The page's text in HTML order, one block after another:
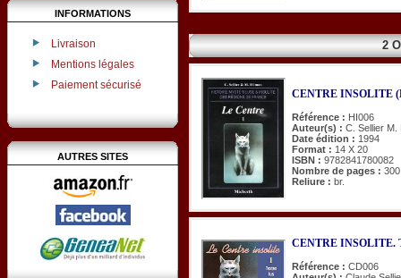
INFORMATIONS
Livraison
Mentions légales
Paiement sécurisé
AUTRES SITES
2
CENTRE INSOLITE
Référence : HI006
Auteur(s) : C. Sellier M.
Date édition : 1994
Format : 14 X 20
ISBN : 9782841780082
Nombre de pages : 300
Reliure : br.
CENTRE INSOLITE.
Référence : CD006